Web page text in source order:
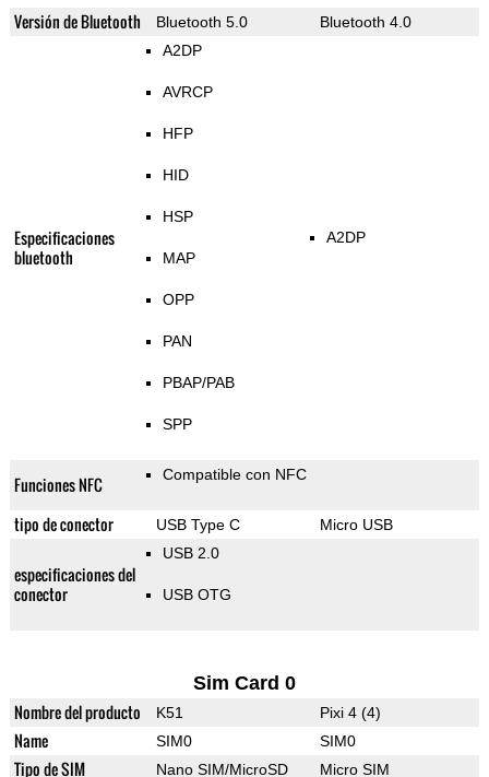
Versión de Bluetooth Bluetooth 5.0 Bluetooth 4.0
Especificaciones
bluetooth
A2DP
AVRCP
HFP
HID
HSP
MAP
OPP
PAN
PBAP/PAB
SPP
A2DP
Funciones NFC Compatible con NFC
tipo de conector USB Type C Micro USB
especificaciones del
conector
USB 2.0
USB OTG
Sim Card 0
Nombre del producto K51 Pixi 4 (4)
Name SIM0 SIM0
Tipo de SIM Nano SIM/MicroSD Micro SIM